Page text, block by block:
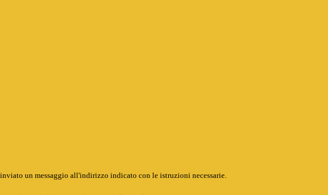
un messaggio all'indirizzo indicato con le istruzioni necessarie.